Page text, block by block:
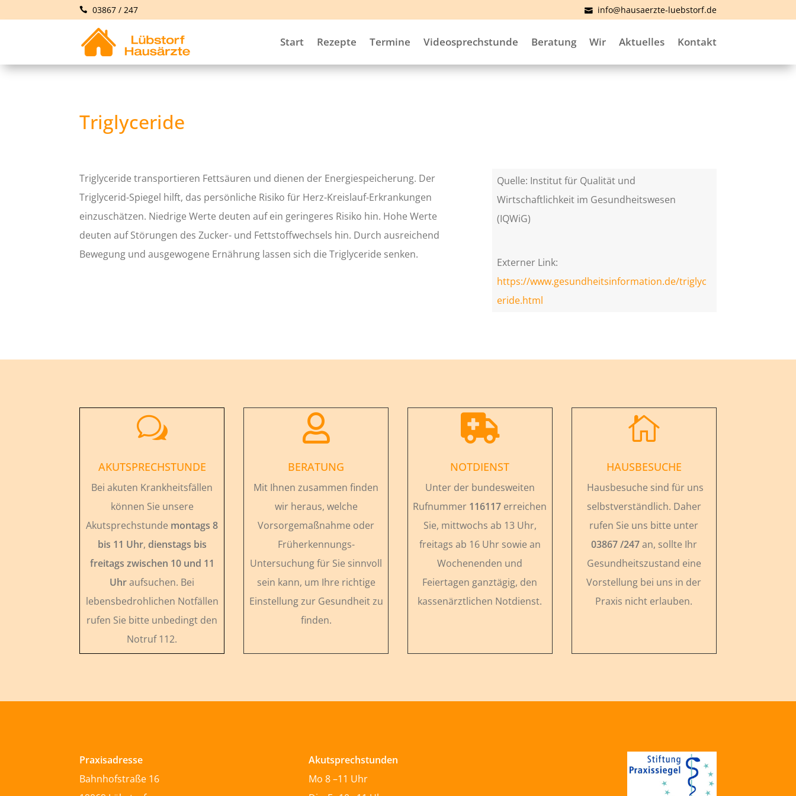
03867 / 247 info@hausaerzte-luebstorf.de
Start Rezepte Termine Videosprechstunde Beratung Wir Aktuelles Kontakt
Triglyceride
Triglyceride transportieren Fettsäuren und dienen der Energiespeicherung. Der
Triglycerid-Spiegel hilft, das persönliche Risiko für Herz-Kreislauf-Erkrankungen
einzuschätzen. Niedrige Werte deuten auf ein geringeres Risiko hin. Hohe Werte
deuten auf Störungen des Zucker- und Fettstoffwechsels hin. Durch ausreichend
Bewegung und ausgewogene Ernährung lassen sich die Triglyceride senken.
Quelle: Institut für Qualität und
Wirtschaftlichkeit im Gesundheitswesen
(IQWiG)
Externer Link:
https://www.gesundheitsinformation.de/triglyc
eride.html
w
AKUTSPRECHSTUNDE
Bei akuten Krankheitsfällen
können Sie unsere
Akutsprechstunde montags 8
bis 11 Uhr, dienstags bis
freitags zwischen 10 und 11
Uhraufsuchen. Bei
lebensbedrohlichen Notfällen
rufen Sie bitte unbedingt den
Notruf 112.

BERATUNG
Mit Ihnen zusammen finden
wir heraus, welche
Vorsorgemaßnahme oder
Früherkennungs-
Untersuchung für Sie sinnvoll
sein kann, um Ihre richtige
Einstellung zur Gesundheit zu
finden.

NOTDIENST
Unter der bundesweiten
Rufnummer 116117 erreichen
Sie, mittwochs ab 13 Uhr,
freitags ab 16 Uhr sowie an
Wochenenden und
Feiertagen ganztägig, den
kassenärztlichen Notdienst.

HAUSBESUCHE
Hausbesuche sind für uns
selbstverständlich. Daher
rufen Sie uns bitte unter
03867 /247an, sollte Ihr
Gesundheitszustand eine
Vorstellung bei uns in der
Praxis nicht erlauben.
Praxisadresse
Bahnhofstraße 16
Akutsprechstunden
Mo 8 –11 Uhr